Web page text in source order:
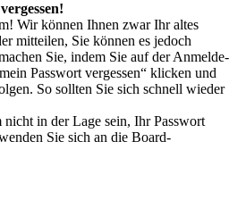
Wir können Ihnen zwar Ihr altes
mitteilen, Sie können es jedoch
Sie, indem Sie auf der Anmelde-
Passwort vergessen“ klicken und
So sollten Sie sich schnell wieder
nicht in der Lage sein, Ihr Passwort
Sie sich an die Board-